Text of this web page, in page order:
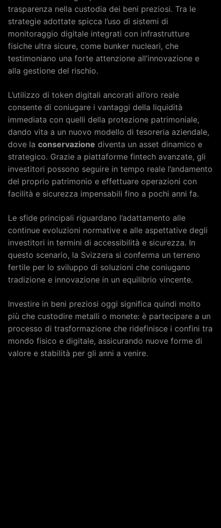
trasparenza nella custodia dei beni preziosi. Tra le
strategie adottate spicca l’uso di sistemi di
monitoraggio digitale integrati con infrastrutture
fisiche ultra sicure, come bunker nucleari, che
testimoniano una forte attenzione all’innovazione e
alla gestione del rischio.
L’utilizzo di token digitali ancorati all’oro reale
consente di coniugare i vantaggi della liquidità
immediata con quelli della protezione patrimoniale,
dando vita a un nuovo modello di tesoreria aziendale,
dove la conservazione diventa un asset dinamico e
strategico. Grazie a piattaforme fintech avanzate, gli
investitori possono seguire in tempo reale l’andamento
del proprio patrimonio e effettuare operazioni con
facilità e sicurezza impensabili fino a pochi anni fa.
Le sfide principali riguardano l’adattamento alle
continue evoluzioni normative e alle aspettative degli
investitori in termini di accessibilità e sicurezza. In
questo scenario, la Svizzera si conferma un terreno
fertile per lo sviluppo di soluzioni che coniugano
tradizione e innovazione in un equilibrio vincente.
Investire in beni preziosi oggi significa quindi molto
più che custodire metalli o monete: è partecipare a un
processo di trasformazione che ridefinisce i confini tra
mondo fisico e digitale, assicurando nuove forme di
valore e stabilità per gli anni a venire.